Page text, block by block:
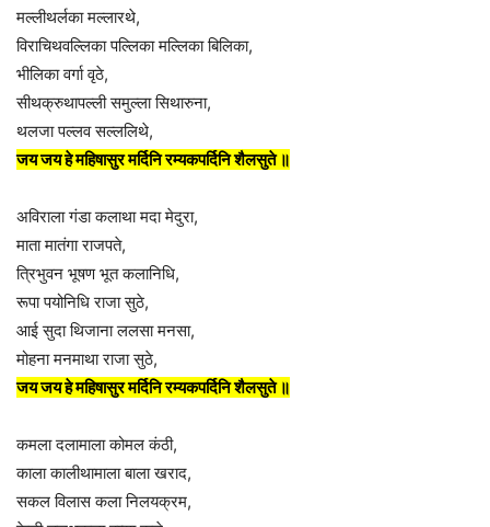
मल्लीथर्लका मल्लारथे,
विराचिथवल्लिका पल्लिका मल्लिका बिलिका,
भीलिका वर्गा वृठे,
सीथक्रुथापल्ली समुल्ला सिथारुना,
थलजा पल्लव सल्ललिथे,
जय जय हे महिषासुर मर्दिनि रम्यकपर्दिनि शैलसुते ॥
अविराला गंडा कलाथा मदा मेदुरा,
माता मातंगा राजपते,
त्रिभुवन भूषण भूत कलानिधि,
रूपा पयोनिधि राजा सुठे,
आई सुदा थिजाना ललसा मनसा,
मोहना मनमाथा राजा सुठे,
जय जय हे महिषासुर मर्दिनि रम्यकपर्दिनि शैलसुते ॥
कमला दलामाला कोमल कंठी,
काला कालीथामाला बाला खराद,
सकल विलास कला निलयक्रम,